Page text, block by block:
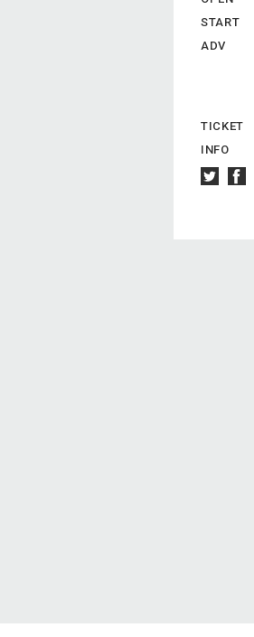
START
ADV
TICKET
INFO